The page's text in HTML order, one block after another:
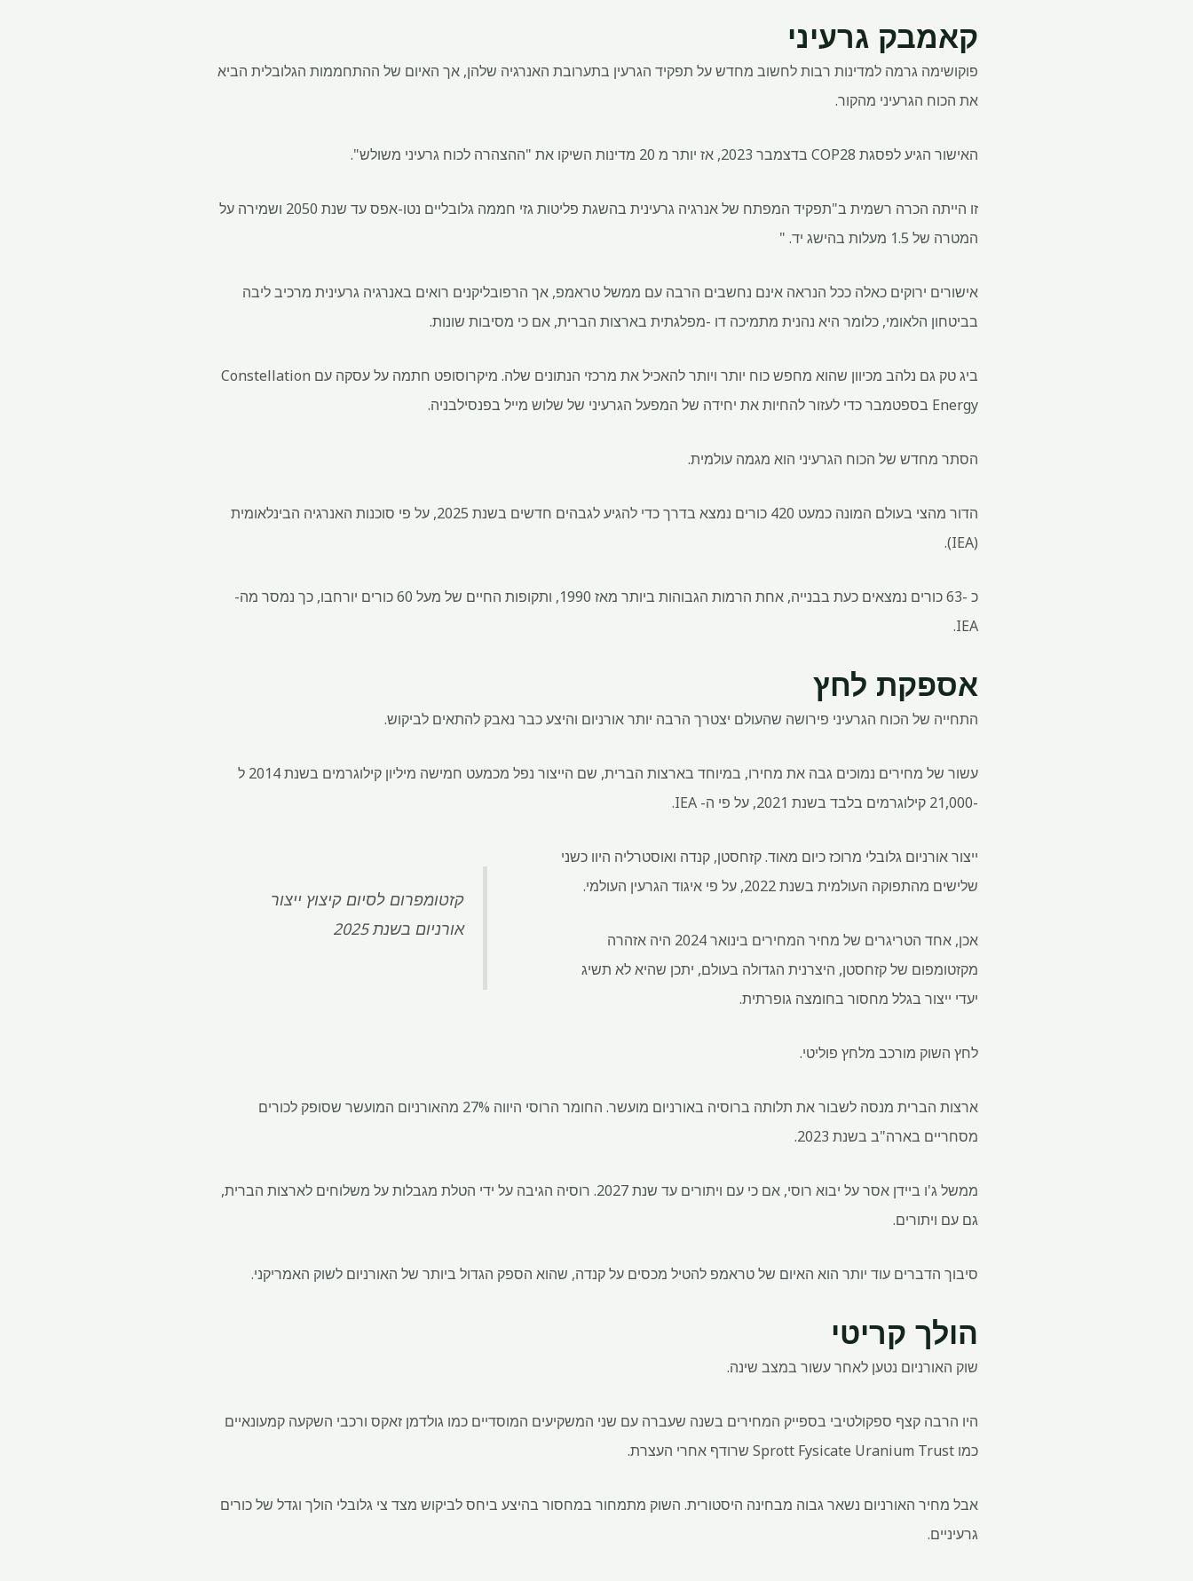
קאמבק גרעיני
פוקושימה גרמה למדינות רבות לחשוב מחדש על תפקיד הגרעין בתערובת האנרגיה שלהן, אך האיום של ההתחממות הגלובלית הביא
את הכוח הגרעיני מהקור.
האישור הגיע לפסגת COP28 בדצמבר 2023, אז יותר מ 20 מדינות השיקו את "ההצהרה לכוח גרעיני משולש".
זו הייתה הכרה רשמית ב"תפקיד המפתח של אנרגיה גרעינית בהשגת פליטות גזי חממה גלובליים נטו-אפס עד שנת 2050 ושמירה על
המטרה של 1.5 מעלות בהישג יד. "
אישורים ירוקים כאלה ככל הנראה אינם נחשבים הרבה עם ממשל טראמפ, אך הרפובליקנים רואים באנרגיה גרעינית מרכיב ליבה
בביטחון הלאומי, כלומר היא נהנית מתמיכה דו -מפלגתית בארצות הברית, אם כי מסיבות שונות.
ביג טק גם נלהב מכיוון שהוא מחפש כוח יותר ויותר להאכיל את מרכזי הנתונים שלה. מיקרוסופט חתמה על עסקה עם Constellation
Energy בספטמבר כדי לעזור להחיות את יחידה של המפעל הגרעיני של שלוש מייל בפנסילבניה.
הסתר מחדש של הכוח הגרעיני הוא מגמה עולמית.
הדור מהצי בעולם המונה כמעט 420 כורים נמצא בדרך כדי להגיע לגבהים חדשים בשנת 2025, על פי סוכנות האנרגיה הבינלאומית
(IEA).
כ -63 כורים נמצאים כעת בבנייה, אחת הרמות הגבוהות ביותר מאז 1990, ותקופות החיים של מעל 60 כורים יורחבו, כך נמסר מה-
IEA.
אספקת לחץ
התחייה של הכוח הגרעיני פירושה שהעולם יצטרך הרבה יותר אורניום והיצע כבר נאבק להתאים לביקוש.
עשור של מחירים נמוכים גבה את מחירו, במיוחד בארצות הברית, שם הייצור נפל מכמעט חמישה מיליון קילוגרמים בשנת 2014 ל
-21,000 קילוגרמים בלבד בשנת 2021, על פי ה- IEA.
קזטומפרום לסיום קיצוץ ייצור
אורניום בשנת 2025
ייצור אורניום גלובלי מרוכז כיום מאוד. קזחסטן, קנדה ואוסטרליה היוו כשני
שלישים מהתפוקה העולמית בשנת 2022, על פי איגוד הגרעין העולמי.
אכן, אחד הטריגרים של מחיר המחירים בינואר 2024 היה אזהרה
מקזטומפום של קזחסטן, היצרנית הגדולה בעולם, יתכן שהיא לא תשיג
יעדי ייצור בגלל מחסור בחומצה גופרתית.
לחץ השוק מורכב מלחץ פוליטי.
ארצות הברית מנסה לשבור את תלותה ברוסיה באורניום מועשר. החומר הרוסי היווה 27% מהאורניום המועשר שסופק לכורים
מסחריים בארה"ב בשנת 2023.
ממשל ג'ו ביידן אסר על יבוא רוסי, אם כי עם ויתורים עד שנת 2027. רוסיה הגיבה על ידי הטלת מגבלות על משלוחים לארצות הברית,
גם עם ויתורים.
סיבוך הדברים עוד יותר הוא האיום של טראמפ להטיל מכסים על קנדה, שהוא הספק הגדול ביותר של האורניום לשוק האמריקני.
הולך קריטי
שוק האורניום נטען לאחר עשור במצב שינה.
היו הרבה קצף ספקולטיבי בספייק המחירים בשנה שעברה עם שני המשקיעים המוסדיים כמו גולדמן זאקס ורכבי השקעה קמעונאיים
כמו Sprott Fysicate Uranium Trust שרודף אחרי העצרת.
אבל מחיר האורניום נשאר גבוה מבחינה היסטורית. השוק מתמחור במחסור בהיצע ביחס לביקוש מצד צי גלובלי הולך וגדל של כורים
גרעיניים.